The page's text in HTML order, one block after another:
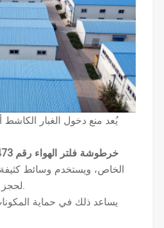
يُعد منع دخول الغبار
خرطوشة فلتر الهواء رقم 1641000473،
الخاص، ويستخدم وسائط كثيفة
لحجز الجسيمات الدقيقة بشكل فعال.
يساعد ذلك في حماية